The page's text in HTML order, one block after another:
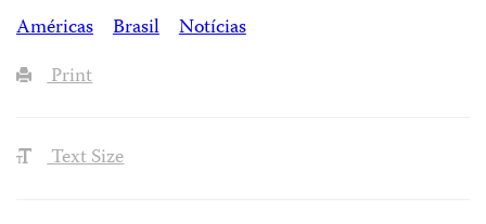
Américas
Brasil
Notícias
Print
Text Size